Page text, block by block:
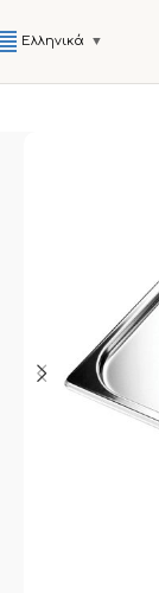
Ελληνικά ▼